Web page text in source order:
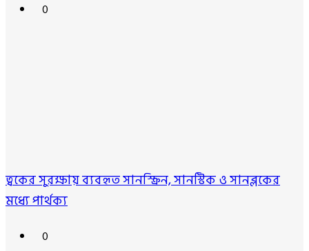
0
ত্বকের সুরক্ষায় ব্যবহৃত সানস্ক্রিন, সানস্টিক ও সানব্লকের
মধ্যে পার্থক্য
0